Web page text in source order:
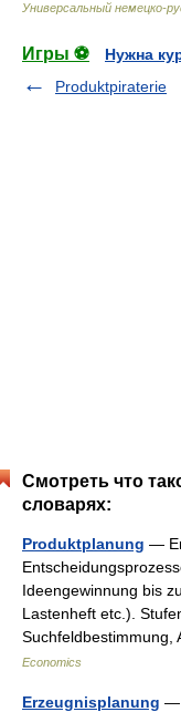
Универсальный немецко-
Игры ⚽
Нужна
Produktpiraterie
Смотреть что
словарях:
Produktplanung —
Ideengewinnung bis
Lastenheft etc.).
Economics
Erzeugnisplanung —